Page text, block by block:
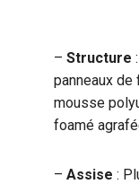
– Structure
panneaux de
mousse
foamé
– Assise :